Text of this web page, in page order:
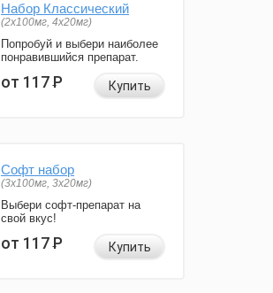
Набор Классический
(2x100мг, 4x20мг)
Попробуй и выбери наиболее
понравившийся препарат.
от 117Р Купить
Софт набор
(3x100мг, 3x20мг)
Выбери софт-препарат на
свой вкус!
от 117Р Купить